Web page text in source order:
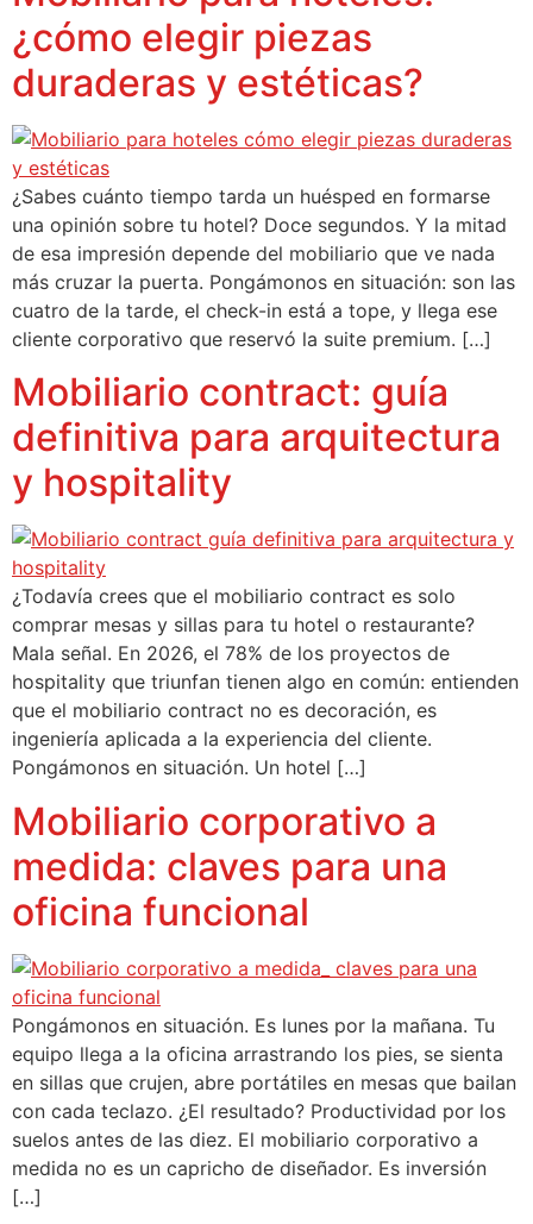
¿cómo elegir piezas
duraderas y estéticas?
¿Sabes cuánto tiempo tarda un huésped en formarse
una opinión sobre tu hotel? Doce segundos. Y la mitad
de esa impresión depende del mobiliario que ve nada
más cruzar la puerta. Pongámonos en situación: son las
cuatro de la tarde, el check-in está a tope, y llega ese
cliente corporativo que reservó la suite premium. […]
Mobiliario contract: guía
definitiva para arquitectura
y hospitality
¿Todavía crees que el mobiliario contract es solo
comprar mesas y sillas para tu hotel o restaurante?
Mala señal. En 2026, el 78% de los proyectos de
hospitality que triunfan tienen algo en común: entienden
que el mobiliario contract no es decoración, es
ingeniería aplicada a la experiencia del cliente.
Pongámonos en situación. Un hotel […]
Mobiliario corporativo a
medida: claves para una
oficina funcional
Pongámonos en situación. Es lunes por la mañana. Tu
equipo llega a la oficina arrastrando los pies, se sienta
en sillas que crujen, abre portátiles en mesas que bailan
con cada teclazo. ¿El resultado? Productividad por los
suelos antes de las diez. El mobiliario corporativo a
medida no es un capricho de diseñador. Es inversión
[…]